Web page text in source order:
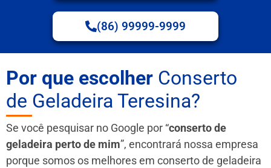
(86) 99999-9999
Por que escolher Conserto
de Geladeira Teresina?
Se você pesquisar no Google por “conserto de
geladeira perto de mim”, encontrará nossa empresa
porque somos os melhores em conserto de geladeira